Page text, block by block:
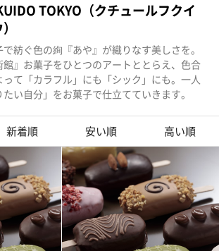
TOKYO（クチュールフクイ
紡ぐ色の絢『あや』が織りなす美しさを。
』お菓子をひとつのアートととらえ、色合
て「カラフル」にも「シック」にも。一人
い自分」をお菓子で仕立てていきます。
新着順 安い順 高い順